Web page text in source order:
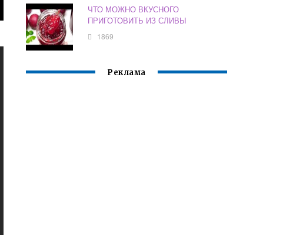
ЧТО МОЖНО ВКУСНОГО
ПРИГОТОВИТЬ ИЗ СЛИВЫ
1869
Реклама